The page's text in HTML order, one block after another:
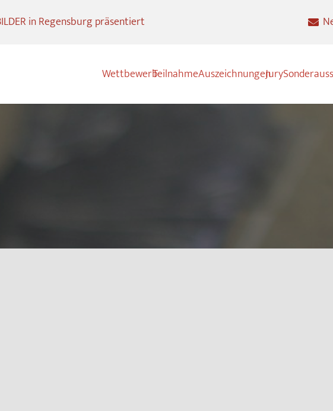
in Regensburg präsentiert
WettbewerbTeilnahmeAuszeichnungenJury